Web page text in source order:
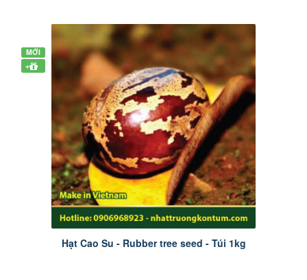
MỚI
+
Hạt Cao Su - Rubber tree seed - Túi 1kg